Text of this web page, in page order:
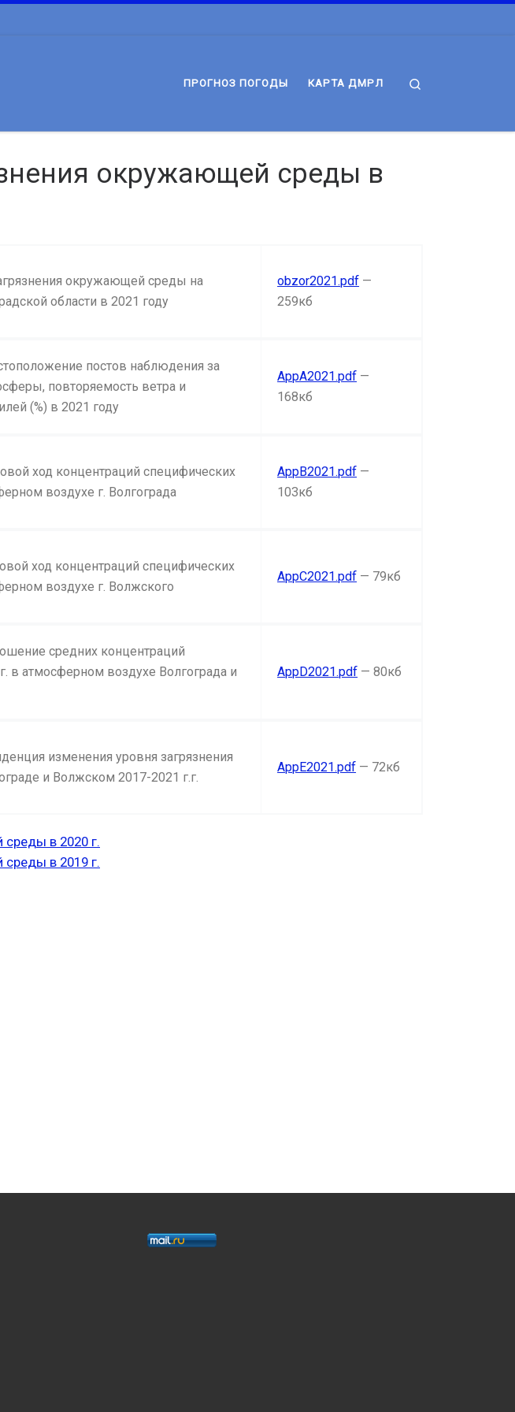
ПРОГНОЗ ПОГОДЫ КАРТА ДМРЛ
окружающей среды в
окружающей среды на
области в 2021 году
obzor2021.pdf —
259кб
постов наблюдения за
повторяемость ветра и
(%) в 2021 году
AppA2021.pdf —
168кб
ход концентраций специфических
воздухе г. Волгограда
AppB2021.pdf —
103кб
ход концентраций специфических
воздухе г. Волжского
AppC2021.pdf — 79кб
средних концентраций
в атмосферном воздухе Волгограда и
AppD2021.pdf — 80кб
изменения уровня загрязнения
и Волжском 2017-2021 г.г.
AppE2021.pdf — 72кб
в 2020 г.
в 2019 г.